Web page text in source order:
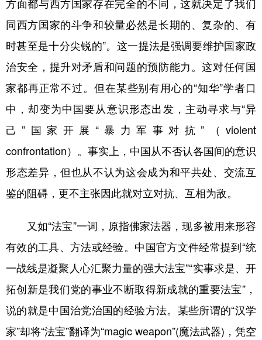
English Español Français عربى
Русский язык 日本語 한국어
Deutsch Português
方面都与西方国家存在完全的不同，这就决定了我们
同西方国家的斗争和较量必然是长期的、复杂的、有
时甚至是十分尖锐的”。这一提法是强调要维护国家政
治安全，提升对矛盾和问题的预防能力。这对任何国
家都再正常不过。但在某些别有用心的“知华”学者口
中，却变为中国要从意识形态出发，主动寻求与“异
己”国家开展“暴力军事对抗”（violent
confrontation）。事实上，中国从不否认各国间的意识
形态差异，但也从不认为这会成为和平共处、交流互
鉴的阻碍，更不主张因此就对立对抗、互相为敌。
又如“法宝”一词，原指佛家法器，现多被用来形容
有效的工具、方法或经验。中国官方文件经常提到“统
一战线是凝聚人心汇聚力量的强大法宝”“实事求是、开
拓创新是我们党的事业不断取得新成就的重要法宝”，
说的就是中国治党治国的经验方法。某些所谓的“汉学
家”却将“法宝”翻译为“magic weapon”(魔法武器)，凭空